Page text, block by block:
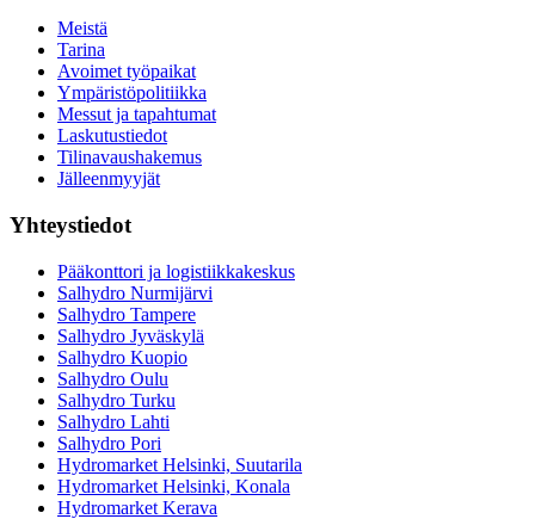
Meistä
Tarina
Avoimet työpaikat
Ympäristöpolitiikka
Messut ja tapahtumat
Laskutustiedot
Tilinavaushakemus
Jälleenmyyjät
Yhteystiedot
Pääkonttori ja logistiikkakeskus
Salhydro Nurmijärvi
Salhydro Tampere
Salhydro Jyväskylä
Salhydro Kuopio
Salhydro Oulu
Salhydro Turku
Salhydro Lahti
Salhydro Pori
Hydromarket Helsinki, Suutarila
Hydromarket Helsinki, Konala
Hydromarket Kerava